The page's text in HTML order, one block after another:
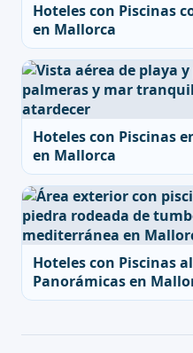
Hoteles con Piscinas
en Mallorca
Hoteles con Piscinas
en Mallorca
Hoteles con Piscinas
Panorámicas en